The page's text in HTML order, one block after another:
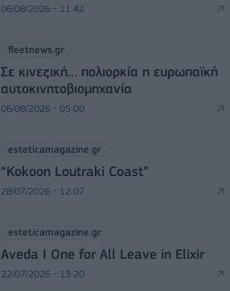
06/08/2026 - 11:42
fleetnews.gr
Σε κινεζική… πολιορκία η ευρωπαϊκή
αυτοκινητοβιομηχανία
06/08/2026 - 05:00
esteticamagazine.gr
“Kokoon Loutraki Coast”
28/07/2026 - 12:07
esteticamagazine.gr
Aveda I One for All Leave in Elixir
22/07/2026 - 13:20